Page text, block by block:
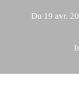
Du 19 avr.